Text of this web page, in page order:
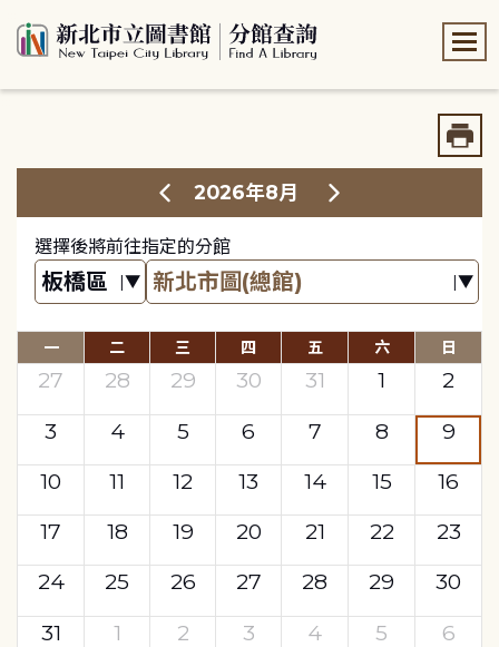
2026年8月
選擇後將前往指定的分館
一 二 三 四 五 六 日
27 28 29 30 31 1
2
3
4 5 6 7 8
9
10
11 12 13 14 15
16
17
18 19 20 21 22
23
24
25 26 27 28 29
30
31
1 2 3 4 5 6